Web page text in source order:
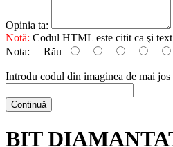
Opinia ta:
Notă: Codul HTML este citit ca şi
Nota: Rău
Introdu codul din imaginea de mai jos
Continuă
BIT